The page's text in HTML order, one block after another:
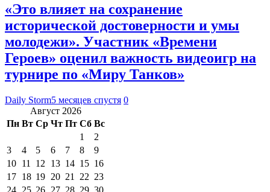
«Это влияет на сохранение
исторической достоверности и умы
молодежи». Участник «Времени
Героев» оценил важность видеоигр на
турнире по «Миру Танков»
Daily Storm5 месяцев спустя 0
Август 2026
Пн Вт Ср Чт Пт Сб Вс
1
2
3
4 5 6 7 8
9
10 11 12 13 14 15 16
17 18 19 20 21 22 23
24 25 26 27 28 29 30